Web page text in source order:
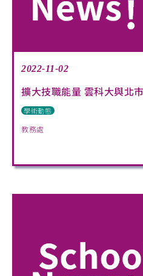
2022-11-02
擴大技職能量 雲科大與北
學術動態
教務處